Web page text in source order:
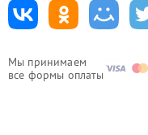
Мы принимаем
все формы оплаты